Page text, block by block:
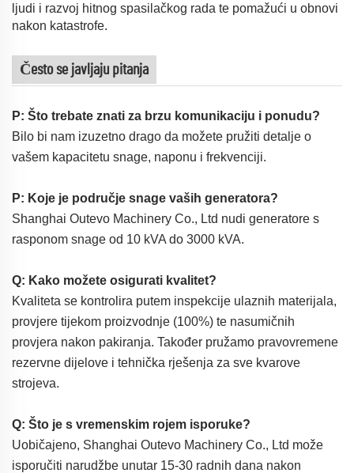
ljudi i razvoj hitnog spasilačkog rada te pomažući u obnovi
nakon katastrofe.
Često se javljaju pitanja
P: Što trebate znati za brzu komunikaciju i ponudu?
Bilo bi nam izuzetno drago da možete pružiti detalje o
vašem kapacitetu snage, naponu i frekvenciji.
P: Koje je područje snage vaših generatora?
Shanghai Outevo Machinery Co., Ltd nudi generatore s
rasponom snage od 10 kVA do 3000 kVA.
Q: Kako možete osigurati kvalitet?
Kvaliteta se kontrolira putem inspekcije ulaznih materijala,
provjere tijekom proizvodnje (100%) te nasumičnih
provjera nakon pakiranja. Također pružamo pravovremene
rezervne dijelove i tehnička rješenja za sve kvarove
strojeva.
Q: Što je s vremenskim rojem isporuke?
Uobičajeno, Shanghai Outevo Machinery Co., Ltd može
isporučiti narudžbe unutar 15-30 radnih dana nakon